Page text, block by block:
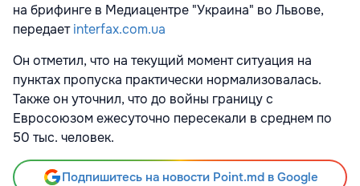
на брифинге в Медиацентре "Украина" во Львове,
передаетinterfax.com.ua
Он отметил, что на текущий момент ситуация на
пунктах пропуска практически нормализовалась.
Также он уточнил, что до войны границу с
Евросоюзом ежесуточно пересекали в среднем по
50 тыс. человек.
Подпишитесь на новости Point.md в Google